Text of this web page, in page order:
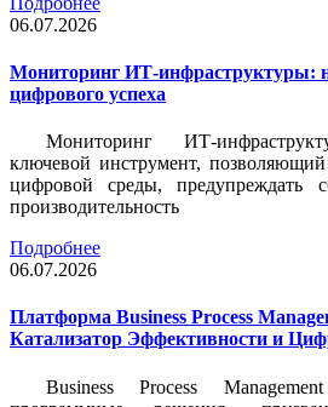
06.07.2026
Мониторинг ИТ-инфраструктуры:
цифрового успеха
Мониторинг ИТ-
ключевой инструмент, позволяющий
цифровой среды, предупреждать
производительность
Подробнее
06.07.2026
Платформа Business Process
Катализатор Эффективности и
Business Process